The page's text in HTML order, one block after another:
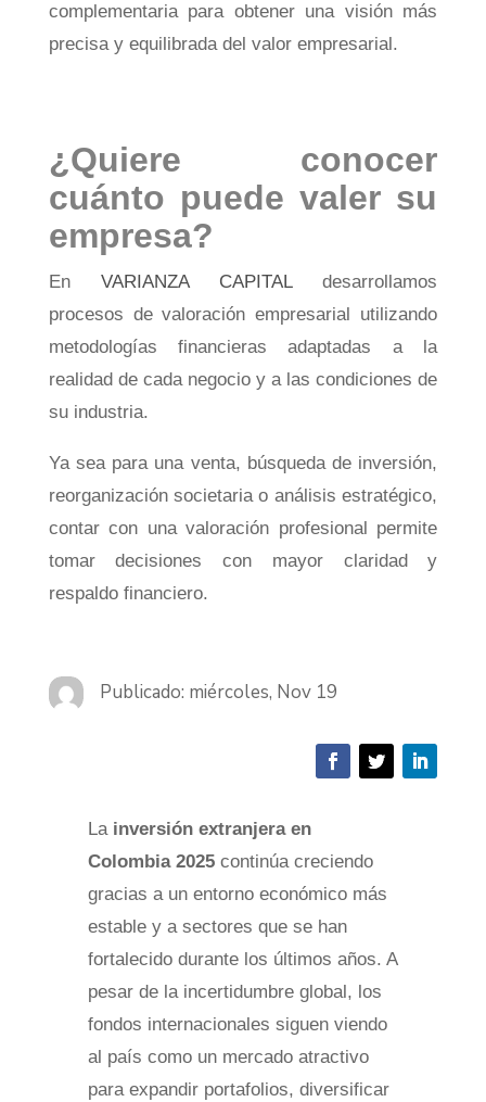
complementaria para obtener una visión más
precisa y equilibrada del valor empresarial.
¿Quiere conocer
cuánto puede valer su
empresa?
En VARIANZA CAPITALdesarrollamos
procesos de valoración empresarial utilizando
metodologías financieras adaptadas a la
realidad de cada negocio y a las condiciones de
su industria.
Ya sea para una venta, búsqueda de inversión,
reorganización societaria o análisis estratégico,
contar con una valoración profesional permite
tomar decisiones con mayor claridad y
respaldo financiero.
Publicado: miércoles, Nov 19
La inversión extranjera en
Colombia 2025continúa creciendo
gracias a un entorno económico más
estable y a sectores que se han
fortalecido durante los últimos años. A
pesar de la incertidumbre global, los
fondos internacionales siguen viendo
al país como un mercado atractivo
para expandir portafolios, diversificar